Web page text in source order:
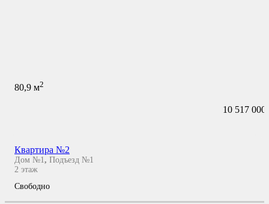
80,9 м2
10 517 000
Квартира №2
Дом №1, Подъезд №1
2 этаж
Свободно